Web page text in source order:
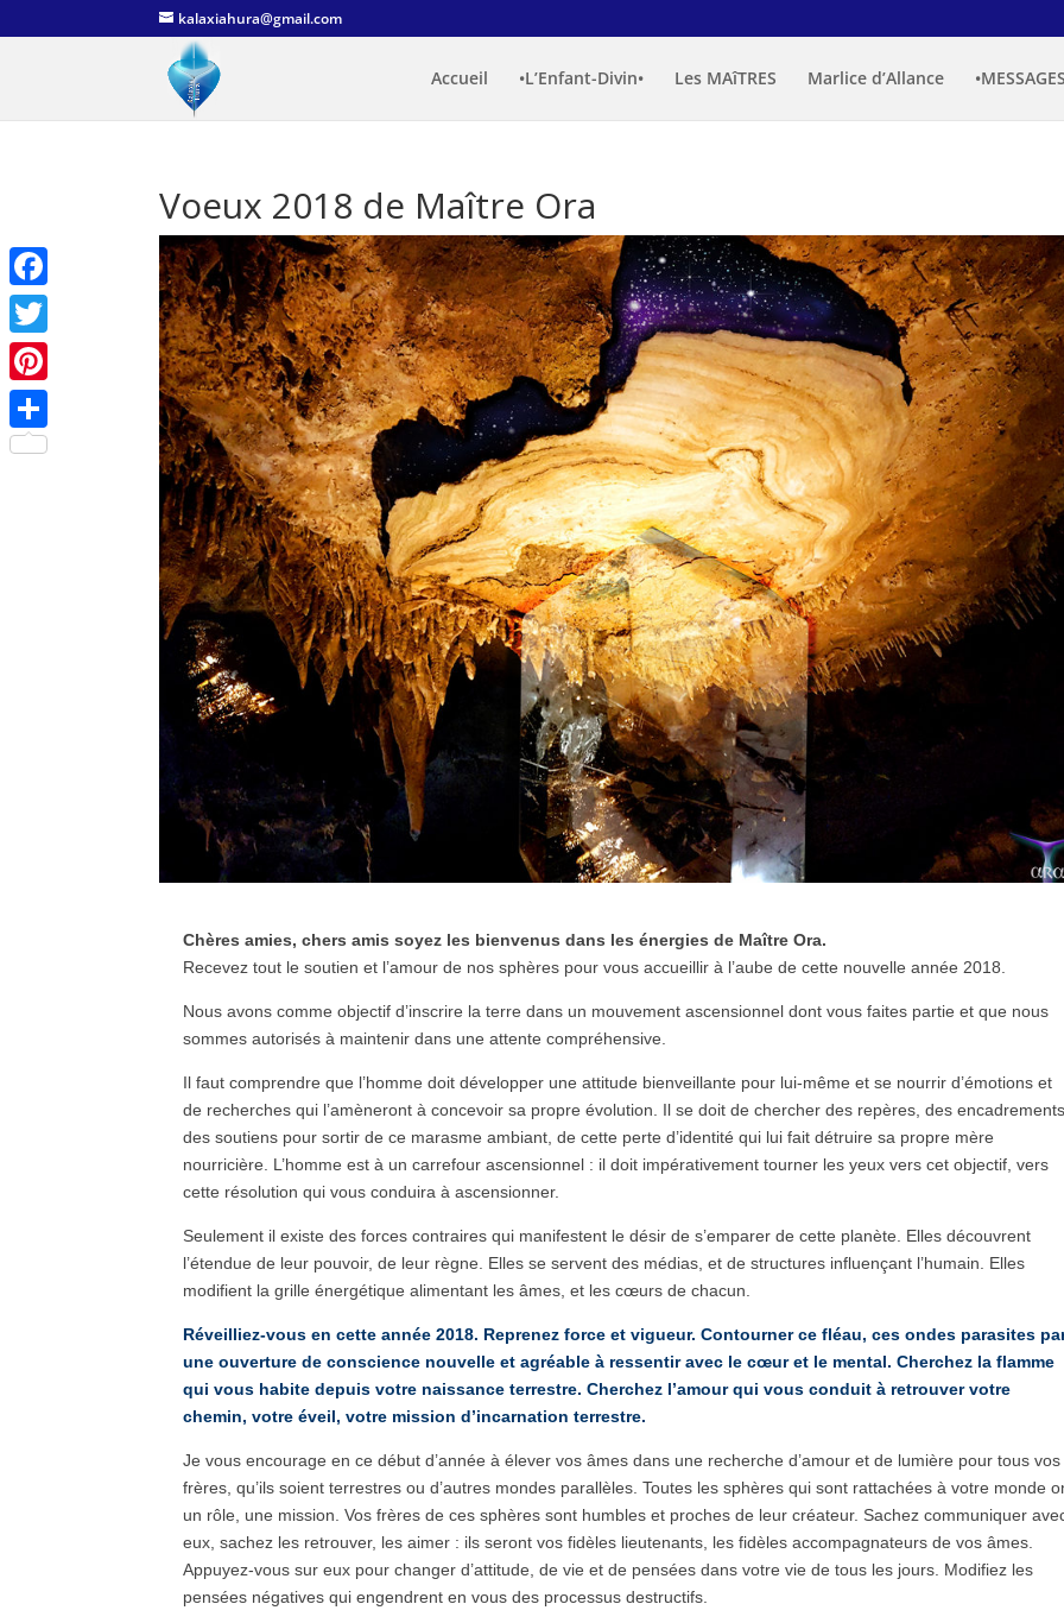
kalaxiahura@gmail.com
Accueil •L’Enfant-Divin• Les MAîTRES Marlice d’Allance
Voeux 2018 de Maître Ora
Chères amies, chers amis soyez les bienvenus dans les énergies de Maître Ora.
Recevez tout le soutien et l’amour de nos sphères pour vous accueillir à l’aube de cette nouvelle année 2018.
Nous avons comme objectif d’inscrire la terre dans un mouvement ascensionnel dont vous faites partie et que nous
sommes autorisés à maintenir dans une attente compréhensive.
Il faut comprendre que l’homme doit développer une attitude bienveillante pour lui-même et se nourrir d’émotions et
de recherches qui l’amèneront à concevoir sa propre évolution. Il se doit de chercher des repères, des
des soutiens pour sortir de ce marasme ambiant, de cette perte d’identité qui lui fait détruire sa propre mère
nourricière. L’homme est à un carrefour ascensionnel : il doit impérativement tourner les yeux vers cet objectif, vers
cette résolution qui vous conduira à ascensionner.
Seulement il existe des forces contraires qui manifestent le désir de s’emparer de cette planète. Elles découvrent
l’étendue de leur pouvoir, de leur règne. Elles se servent des médias, et de structures influençant l’humain. Elles
modifient la grille énergétique alimentant les âmes, et les cœurs de chacun.
Réveilliez-vous en cette année 2018. Reprenez force et vigueur. Contourner ce fléau, ces ondes parasites
une ouverture de conscience nouvelle et agréable à ressentir avec le cœur et le mental. Cherchez la flamme
qui vous habite depuis votre naissance terrestre. Cherchez l’amour qui vous conduit à retrouver votre
chemin, votre éveil, votre mission d’incarnation terrestre.
Je vous encourage en ce début d’année à élever vos âmes dans une recherche d’amour et de lumière pour tous vos
frères, qu’ils soient terrestres ou d’autres mondes parallèles. Toutes les sphères qui sont rattachées à votre monde
un rôle, une mission. Vos frères de ces sphères sont humbles et proches de leur créateur. Sachez communiquer
eux, sachez les retrouver, les aimer : ils seront vos fidèles lieutenants, les fidèles accompagnateurs de vos âmes.
Appuyez-vous sur eux pour changer d’attitude, de vie et de pensées dans votre vie de tous les jours. Modifiez les
pensées négatives qui engendrent en vous des processus destructifs.
Facebook
Twitter
Pinterest
Partager